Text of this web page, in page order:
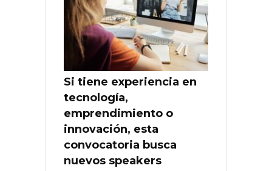
Si tiene experiencia en
tecnología,
emprendimiento o
innovación, esta
convocatoria busca
nuevos speakers